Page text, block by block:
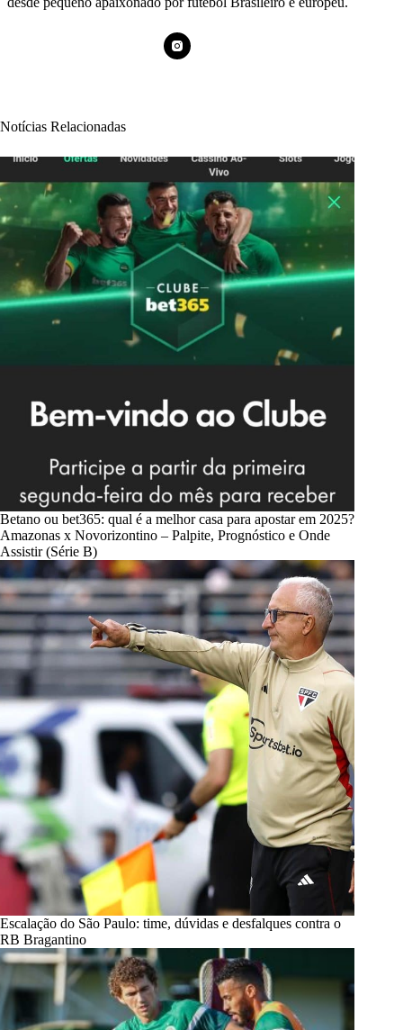
Notícias Relacionadas
Betano ou bet365: qual é a melhor casa para apostar em 2025?
Amazonas x Novorizontino – Palpite, Prognóstico e Onde
Assistir (Série B)
Escalação do São Paulo: time, dúvidas e desfalques contra o
RB Bragantino